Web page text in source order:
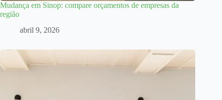
Mudança em Sinop: compare orçamentos de empresas da
região
abril 9, 2026